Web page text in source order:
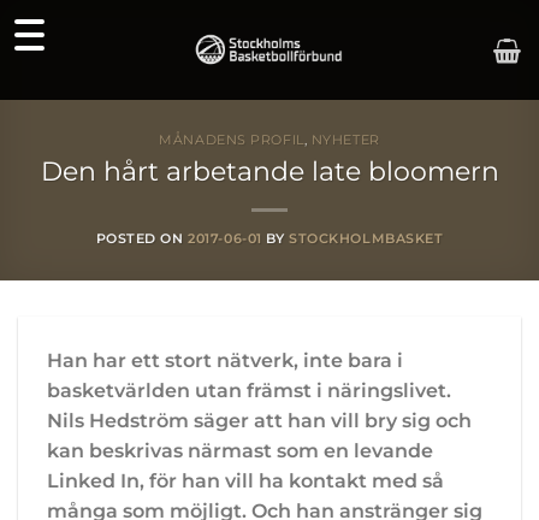
Skip
to
MÅNADENS PROFIL, NYHETER
Den hårt arbetande late bloomern
POSTED ON2017-06-01 BYSTOCKHOLMBASKET
Han har ett stort nätverk, inte bara i
basketvärlden utan främst i näringslivet.
Nils Hedström säger att han vill bry sig och
kan beskrivas närmast som en levande
Linked In, för han vill ha kontakt med så
många som möjligt. Och han anstränger sig